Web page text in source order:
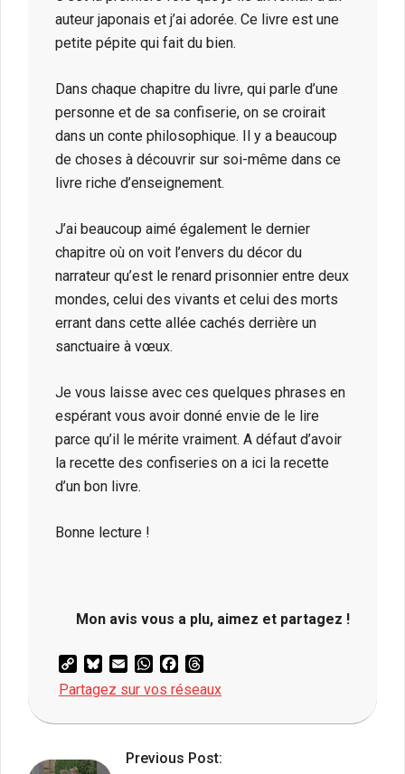
auteur japonais et j’ai adorée. Ce livre est une
petite pépite qui fait du bien.
Dans chaque chapitre du livre, qui parle d’une
personne et de sa confiserie, on se croirait
dans un conte philosophique. Il y a beaucoup
de choses à découvrir sur soi-même dans ce
livre riche d’enseignement.
J’ai beaucoup aimé également le dernier
chapitre où on voit l’envers du décor du
narrateur qu’est le renard prisonnier entre deux
mondes, celui des vivants et celui des morts
errant dans cette allée cachés derrière un
sanctuaire à vœux.
Je vous laisse avec ces quelques phrases en
espérant vous avoir donné envie de le lire
parce qu’il le mérite vraiment. A défaut d’avoir
la recette des confiseries on a ici la recette
d’un bon livre.
Bonne lecture !
Mon avis vous a plu, aimez et partagez !
Copy
Link
Bluesky
Email WhatsAppFacebook
Partagez sur vos réseaux
2025-
15
Previous Post: